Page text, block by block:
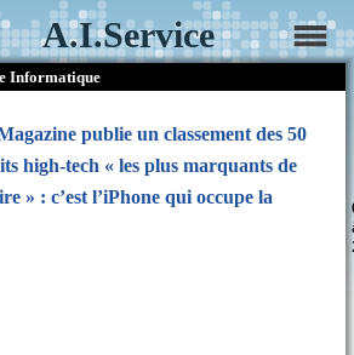
A.I.Service
Informatique
publie un classement des 50
high-tech « les plus marquants de
» : c’est l’iPhone qui occupe la